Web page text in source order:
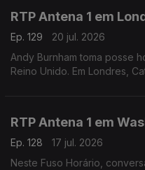
RTP Antena 1 em
Ep. 129
20 jul. 2026
Andy Burnham toma posse
Reino Unido. Em Londres,
RTP Antena 1 em
Ep. 128
17 jul. 2026
Neste Fuso Horário,